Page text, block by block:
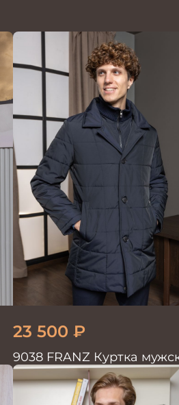
23 500 ₽
9038 FRANZ Куртка